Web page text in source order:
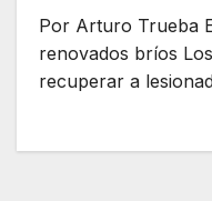
Por Arturo Trueba
renovados bríos
recuperar a